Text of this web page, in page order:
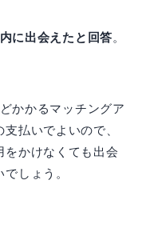
に出会えたと回答。
かかるマッチングア
払いでよいので、
をかけなくても出会
しょう。